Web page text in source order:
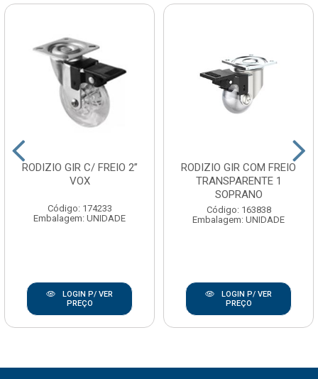
RODIZIO GIR C/ FREIO 2”
VOX
Código: 174233
Embalagem: UNIDADE
LOGIN P/ VER
PREÇO
RODIZIO GIR COM FREIO
TRANSPARENTE 1
SOPRANO
Código: 163838
Embalagem: UNIDADE
LOGIN P/ VER
PREÇO